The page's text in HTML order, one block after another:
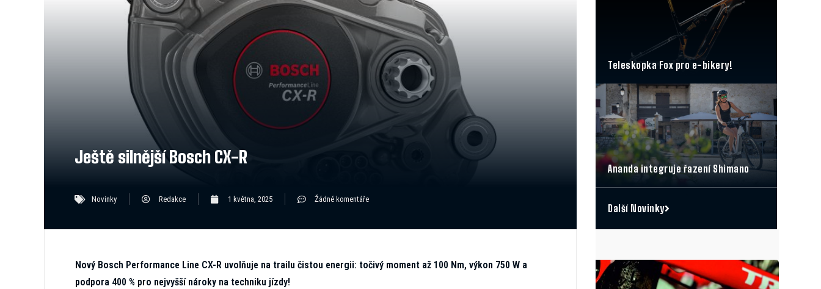
Ještě silnější Bosch CX-R
Teleskopka Fox pro e-bikery!
Ananda integruje řazení Shimano
Novinky Redakce 1 května, 2025 Žádné komentáře
Další Novinky
Nový Bosch Performance Line CX-R uvolňuje na trailu čistou energii: točivý moment až 100 Nm, výkon 750 W a
podpora 400 % pro nejvyšší nároky na techniku jízdy!